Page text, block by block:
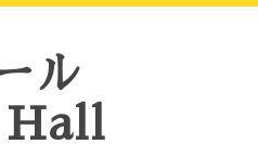
ル
Hall